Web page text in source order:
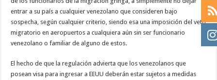
entrar a su país a cualquier venezolano que consideren bajo
sospecha, según cualquier criterio, siendo esa una imposición del veto
migratorio en aeropuertos a cualquiera aún sin ser funcionario
venezolano o familiar de alguno de estos.
El hecho de que la regulación advierta que los venezolanos que
posean visa para ingresar a EEUU deberán estar sujetos a medidas